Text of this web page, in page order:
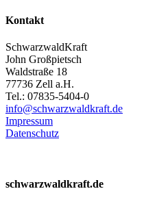
Kontakt
SchwarzwaldKraft
John Großpietsch
Waldstraße 18
77736 Zell a.H.
Tel.: 07835-5404-0
info@schwarzwaldkraft.de
Impressum
Datenschutz
schwarzwaldkraft.de